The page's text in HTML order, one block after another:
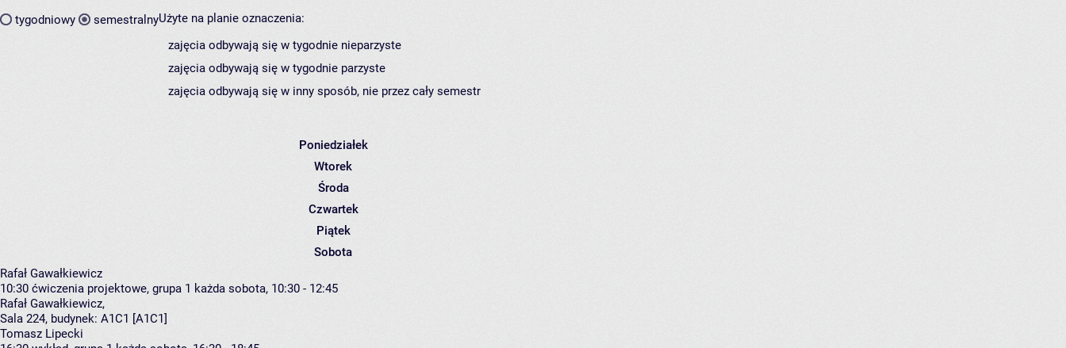
tygodniowy semestralnyUżyte na planie oznaczenia:
zajęcia odbywają się w tygodnie nieparzyste
zajęcia odbywają się w tygodnie parzyste
zajęcia odbywają się w inny sposób, nie przez cały semestr
Poniedziałek
Wtorek
Środa
Czwartek
Piątek
Sobota
Rafał Gawałkiewicz
10:30 ćwiczenia projektowe, grupa 1 każda sobota, 10:30 - 12:45
Rafał Gawałkiewicz,
Sala 224, budynek: A1C1 [A1C1]
Tomasz Lipecki